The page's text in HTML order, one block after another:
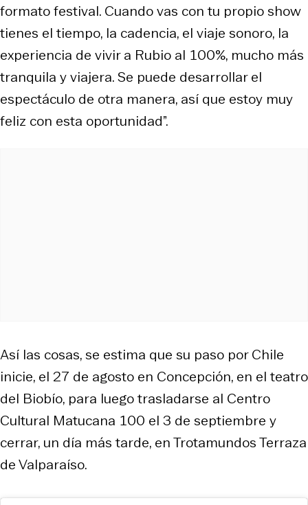
formato festival. Cuando vas con tu propio show
tienes el tiempo, la cadencia, el viaje sonoro, la
experiencia de vivir a Rubio al 100%, mucho más
tranquila y viajera. Se puede desarrollar el
espectáculo de otra manera, así que estoy muy
feliz con esta oportunidad”.
Así las cosas, se estima que su paso por Chile
inicie, el 27 de agosto en Concepción, en el teatro
del Biobío, para luego trasladarse al Centro
Cultural Matucana 100 el 3 de septiembre y
cerrar, un día más tarde, en Trotamundos Terraza
de Valparaíso.